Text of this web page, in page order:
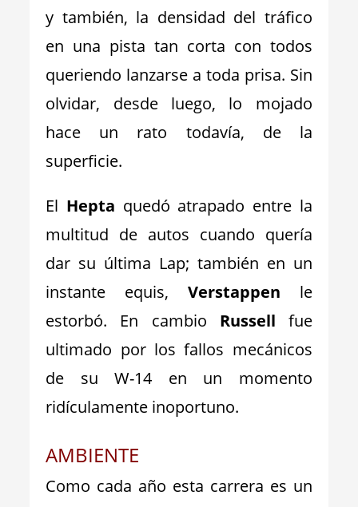
y también, la densidad del tráfico
en una pista tan corta con todos
queriendo lanzarse a toda prisa. Sin
olvidar, desde luego, lo mojado
hace un rato todavía, de la
superficie.
El Hepta quedó atrapado entre la
multitud de autos cuando quería
dar su última Lap; también en un
instante equis, Verstappen le
estorbó. En cambio Russell fue
ultimado por los fallos mecánicos
de su W-14 en un momento
ridículamente inoportuno.
AMBIENTE
Como cada año esta carrera es un